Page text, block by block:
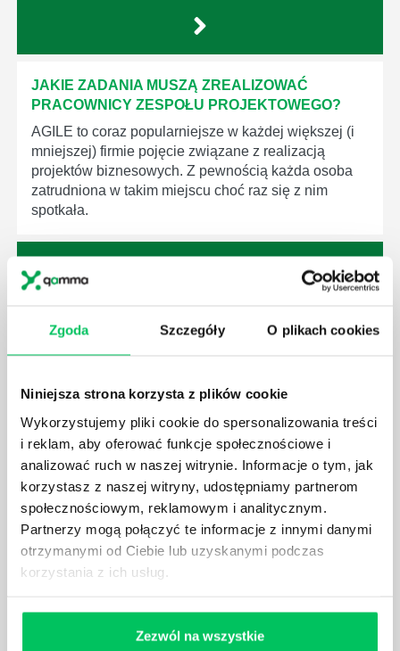
Zgoda Szczegóły O plikach cookies
Niniejsza strona korzysta z plików cookie
Wykorzystujemy pliki cookie do spersonalizowania treści
i reklam, aby oferować funkcje społecznościowe i
analizować ruch w naszej witrynie. Informacje o tym, jak
korzystasz z naszej witryny, udostępniamy partnerom
społecznościowym, reklamowym i analitycznym.
Partnerzy mogą połączyć te informacje z innymi danymi
otrzymanymi od Ciebie lub uzyskanymi podczas
korzystania z ich usług.
Zezwól na wszystkie
JAKIE ZADANIA MUSZĄ ZREALIZOWAĆ
PRACOWNICY ZESPOŁU PROJEKTOWEGO?
AGILE to coraz popularniejsze w każdej większej (i
mniejszej) firmie pojęcie związane z realizacją
projektów biznesowych. Z pewnością każda osoba
zatrudniona w takim miejscu choć raz się z nim
spotkała.
JAKIE UMIEJĘTNOŚCI MENEDŻERSKIE
kompetentnych pracowników nie będzie w stanie
sprawnie realizować swoich zadań, jeśli zabraknie w
nim odpowiedniego kierownictwa. Zawsze
niezbędna jest osoba nadzorująca wszystkie
czynności wykonywane przez pracowników.
KOMPETENCJE MENEDŻERSKIE?
Menedżer to niezwykle ważne stanowisko w każdej